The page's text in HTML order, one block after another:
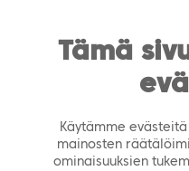
Tämä
Käytämme
mainosten
ominaisuuksien
https://tiera.fi/name
BLOGI huhtikuu 2023